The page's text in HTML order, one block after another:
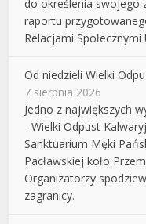
do określenia swojego
raportu
Relacjami
Od niedzieli Wielki
7 sierpnia 2026
Jedno z największych
- Wielki Odpust
Sanktuarium Męki
Pacławskiej koło
Organizatorzy
zagranicy.